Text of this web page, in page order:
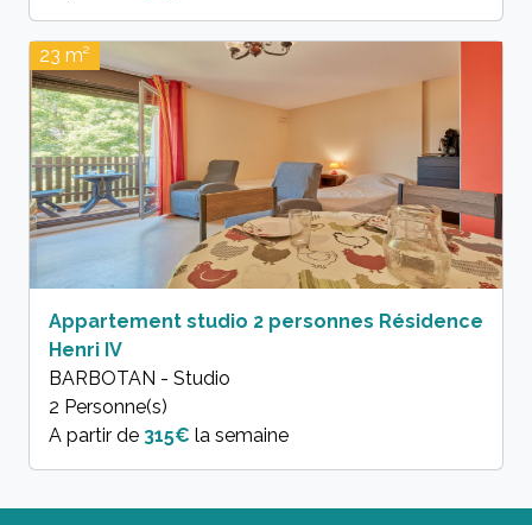
23 m²
Appartement studio 2 personnes Résidence
Henri IV
BARBOTAN - Studio
2 Personne(s)
A partir de 315€ la semaine